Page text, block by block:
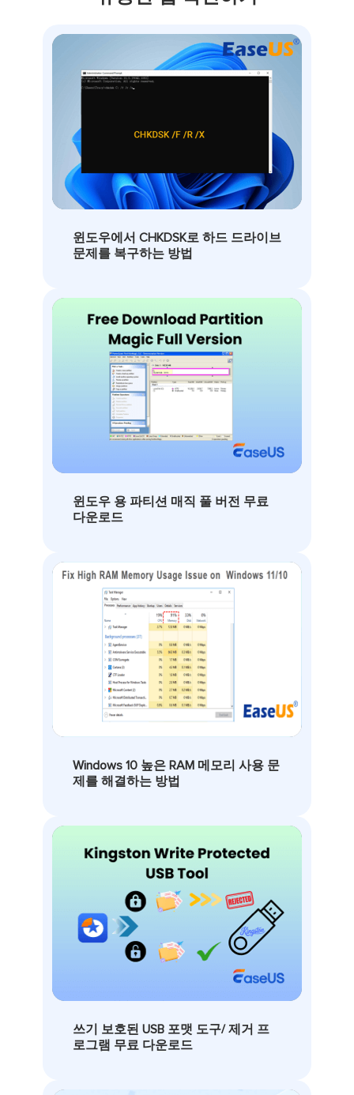
윈도우에서 CHKDSK로 하드 드라이브
문제를 복구하는 방법
윈도우 용 파티션 매직 풀 버전 무료
다운로드
Windows 10 높은 RAM 메모리 사용 문
제를 해결하는 방법
쓰기 보호된 USB 포맷 도구/ 제거 프
로그램 무료 다운로드